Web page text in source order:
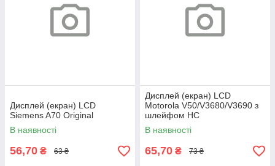
Дисплей (екран) LCD
Siemens A70 Original
В наявності
56,70 ₴ 63 ₴
Дисплей (екран) LCD
Motorola V50/V3680/V3690 з
шлейфом HC
В наявності
65,70 ₴ 73 ₴